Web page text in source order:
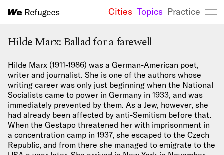
We
Cities Topics Practice
Hilde Marx: Ballad for a farewell
Hilde Marx (1911-1986) was a German-American poet,
writer and journalist. She is one of the authors whose
writing career was only just beginning when the National
Socialists came to power in Germany in 1933, and was
immediately prevented by them. As a Jew, however, she
had already been affected by anti-Semitism before that.
When the Gestapo threatened her with imprisonment in
a concentration camp in 1937, she escaped to the Czech
Republic, and from there she managed to emigrate to the